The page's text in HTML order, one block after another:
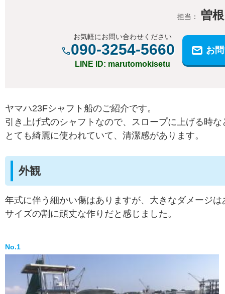
担当： 曽
お気軽にお問い合わせください
090-3254-5660
LINE ID: marutomokisetu
お
ヤマハ23Fシャフト船のご紹介です。
引き上げ式のシャフトなので、スロープに上げる時
とても綺麗に使われていて、清潔感があります。
外観
年式に伴う細かい傷はありますが、大きなダメージは
サイズの割に頑丈な作りだと感じました。
No.1